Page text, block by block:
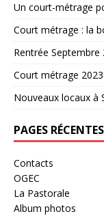
Un court-métrage
Court métrage : la
Rentrée Septembre
Court métrage
Nouveaux locaux à
PAGES RÉCENTES
Contacts
OGEC
La Pastorale
Album photos